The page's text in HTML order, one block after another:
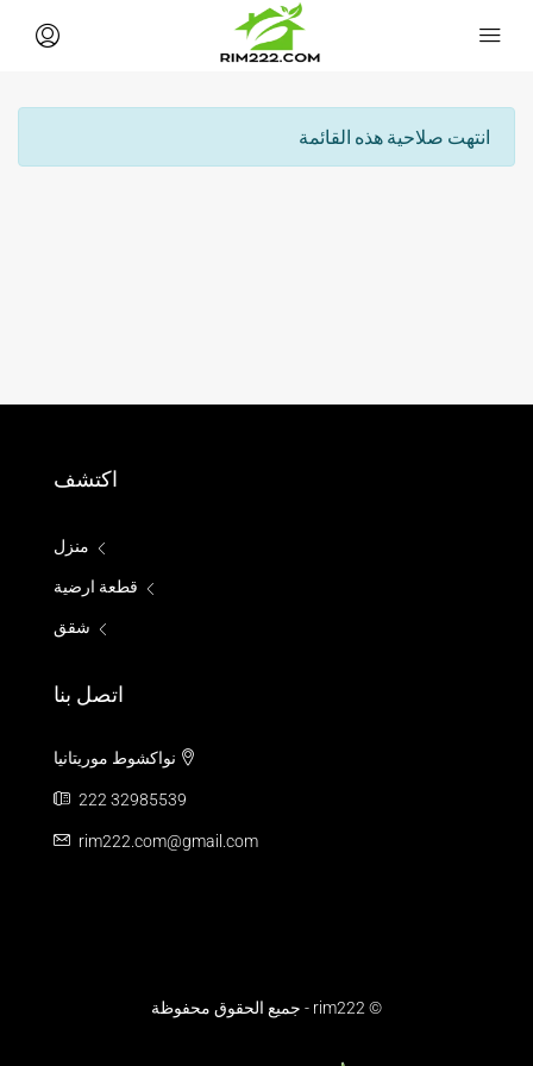
انتهت صلاحية هذه القائمة
اكتشف
منزل
قطعة ارضية
شقق
اتصل بنا
نواكشوط موريتانيا
222 32985539
rim222.com@gmail.com
© rim222 - جميع الحقوق محفوظة